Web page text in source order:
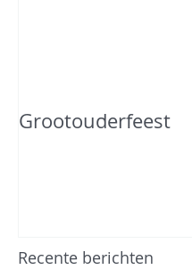
Grootouderfeest
Recente berichten